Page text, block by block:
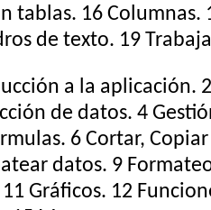
tablas. 16 Columnas.
de texto. 19
a la aplicación.
de datos. 4
6 Cortar, Copiar
datos. 9
Gráficos. 12